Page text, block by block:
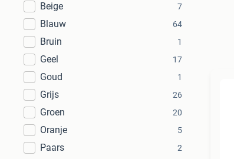
Beige
7
Blauw 64
Bruin 1
Geel 17
Goud 1
Grijs 26
Groen 20
Oranje 5
Paars 2